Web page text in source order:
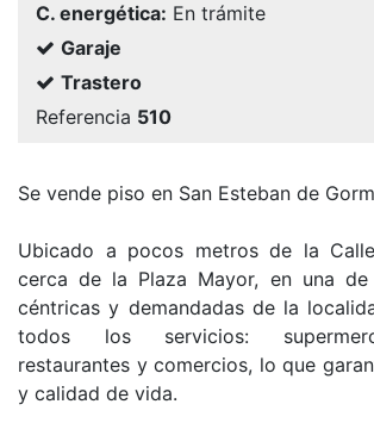
C. energética: En trámite
Garaje
Trastero
Referencia 510
Se vende piso en San Esteban de
Ubicado a pocos metros de la
cerca de la Plaza Mayor, en una
céntricas y demandadas de la
todos los servicios:
restaurantes y comercios, lo que
y calidad de vida.